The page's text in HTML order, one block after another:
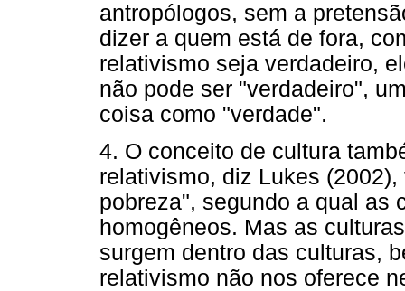
antropólogos, sem a
dizer a quem está de fora,
relativismo seja verdadeiro,
não pode ser "verdadeiro",
coisa como "verdade".
4. O conceito de cultura
relativismo, diz Lukes
pobreza", segundo a qual as
homogêneos. Mas as
surgem dentro das culturas,
relativismo não nos oferece